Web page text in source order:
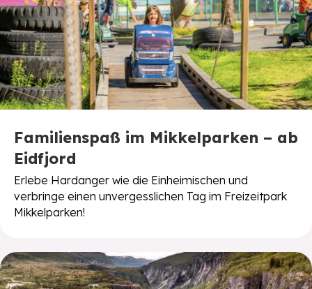
Familienspaß im Mikkelparken – ab
Eidfjord
Erlebe Hardanger wie die Einheimischen und
verbringe einen unvergesslichen Tag im Freizeitpark
Mikkelparken!